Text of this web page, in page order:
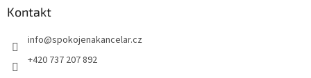
Kontakt
info@spokojenakancelar.cz
+420 737 207 892